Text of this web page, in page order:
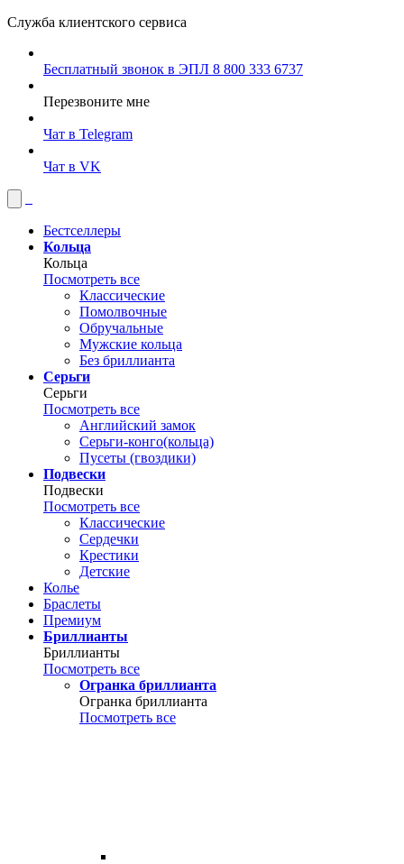
Служба клиентского сервиса
Бесплатный звонок в ЭПЛ 8 800 333 6737
Перезвоните мне
Чат в Telegram
Чат в VK
Бестселлеры
Кольца
Кольца
Посмотреть все
Классические
Помолвочные
Обручальные
Мужские кольца
Без бриллианта
Серьги
Серьги
Посмотреть все
Английский замок
Серьги-конго(кольца)
Пусеты (гвоздики)
Подвески
Подвески
Посмотреть все
Классические
Сердечки
Крестики
Детские
Колье
Браслеты
Премиум
Бриллианты
Бриллианты
Посмотреть все
Огранка бриллианта
Огранка бриллианта
Посмотреть все